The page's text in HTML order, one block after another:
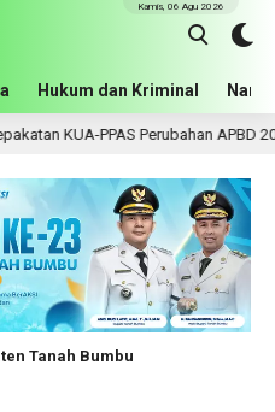
Hukum dan Kriminal
Kamis, 06 Agu 2026
Perubahan APBD 2026 22
Tanah Bumbu